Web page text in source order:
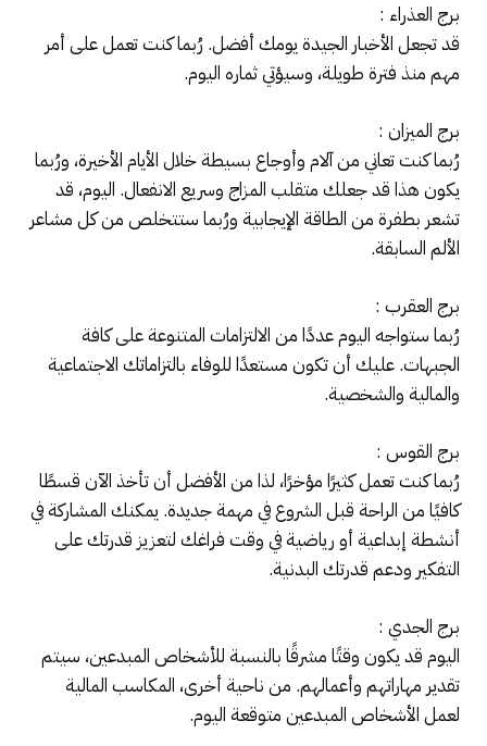
برج العذراء :
قد تجعل الأخبار الجيدة يومك أفضل. رُبما كنت تعمل على أمر
مهم منذ فترة طويلة، وسيؤتي ثماره اليوم.
برج الميزان :
رُبما كنت تعاني من آلام وأوجاع بسيطة خلال الأيام الأخيرة، ورُبما
يكون هذا قد جعلك متقلب المزاج وسريع الانفعال. اليوم، قد
تشعر بطفرة من الطاقة الإيجابية ورُبما ستتخلص من كل مشاعر
الألم السابقة.
برج العقرب :
رُبما ستواجه اليوم عددًا من الالتزامات المتنوعة على كافة
الجبهات. عليك أن تكون مستعدًا للوفاء بالتزاماتك الاجتماعية
والمالية والشخصية.
برج القوس :
رُبما كنت تعمل كثيرًا مؤخرًا، لذا من الأفضل أن تأخذ الآن قسطًا
كافيًا من الراحة قبل الشروع في مهمة جديدة. يمكنك المشاركة في
أنشطة إبداعية أو رياضية في وقت فراغك لتعزيز قدرتك على
التفكير ودعم قدرتك البدنية.
برج الجدي :
اليوم قد يكون وقتًا مشرقًا بالنسبة للأشخاص المبدعين، سيتم
تقدير مهاراتهم وأعمالهم. من ناحية أخرى، المكاسب المالية
لعمل الأشخاص المبدعين متوقعة اليوم.